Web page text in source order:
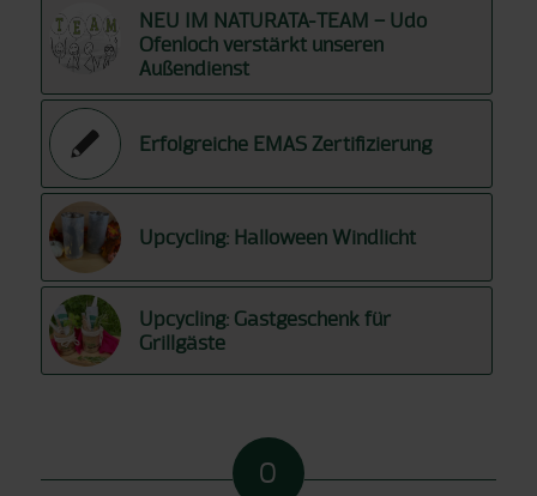
NEU IM NATURATA-TEAM – Udo
Ofenloch verstärkt unseren
Außendienst
Erfolgreiche EMAS Zertifizierung
Upcycling: Halloween Windlicht
Upcycling: Gastgeschenk für
Grillgäste
0